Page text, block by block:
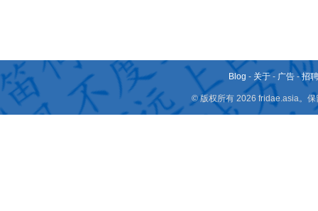
Blog - 关于 - 广告 -招
© 版权所有 2026 fridae.asia。